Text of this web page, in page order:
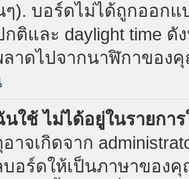
). บอร์ดไม่ได้ถูกออกแ
ติและ daylight time
ลาดไปจากนาฬิกาของ
ใช้ ไม่ได้อยู่ในรายการ
าจเกิดจาก
อร์ดให้เป็นภาษาของ